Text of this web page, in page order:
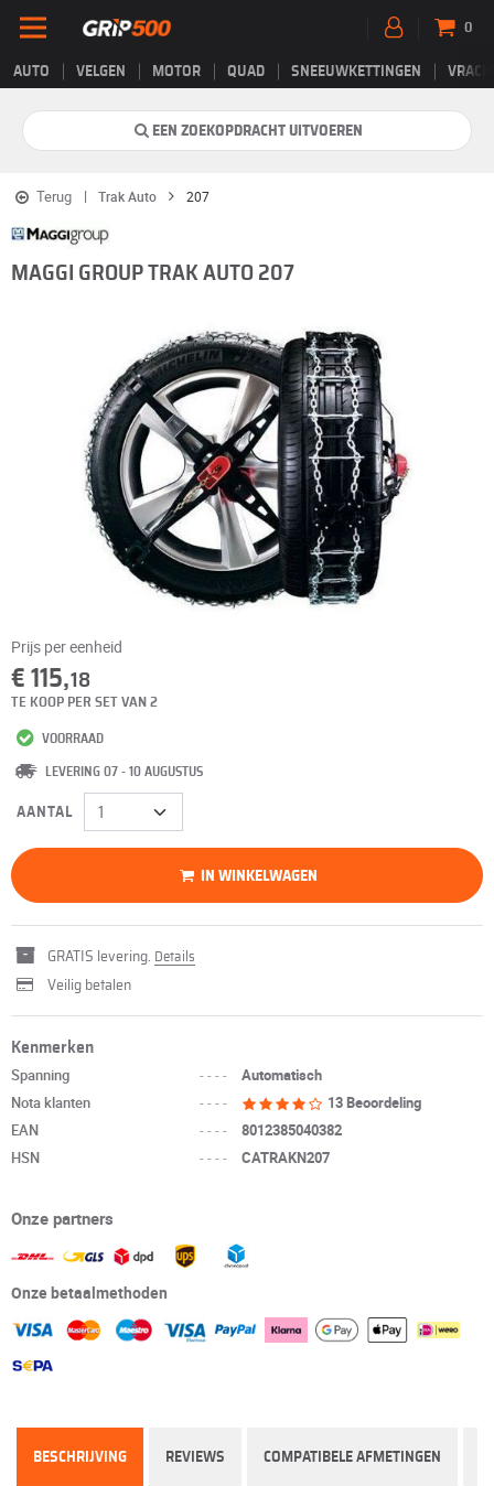
AUTO VELGEN MOTOR QUAD SNEEUWKETTINGEN
0
EEN ZOEKOPDRACHT UITVOEREN
Terug Trak Auto 207
MAGGI GROUP TRAK AUTO 207
Prijs per eenheid
€ 115,18
TE KOOP PER SET VAN 2
VOORRAAD
LEVERING 07 - 10 AUGUSTUS
AANTAL
IN WINKELWAGEN
GRATIS levering. Details
Veilig betalen
Kenmerken
Spanning ----
Automatisch
Nota klanten
----
13 Beoordeling
EAN
----
8012385040382
HSN
---- CATRAKN207
Onze partners
Onze betaalmethoden
BESCHRIJVING REVIEWS COMPATIBELE AFMETINGEN